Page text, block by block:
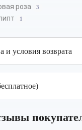
роза 3
1
и условия возврата